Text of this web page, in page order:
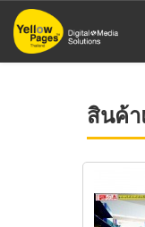
ข้าม
ไป
สินค้